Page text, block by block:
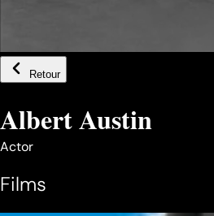
Retour
Albert Austin
Actor
Films